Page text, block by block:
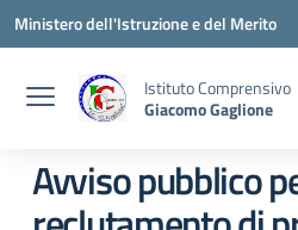
Vai ai contenuti
Vai al menu di navigazione
Vai al footer
Ministero dell'Istruzione e del Merito
Istituto Comprensivo
Giacomo Gaglione
Avviso pubblico